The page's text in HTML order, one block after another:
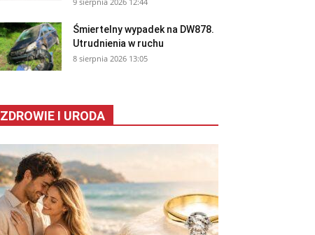
Śmiertelny wypadek na DW878.
Utrudnienia w ruchu
8 sierpnia 2026 13:05
ZDROWIE I URODA